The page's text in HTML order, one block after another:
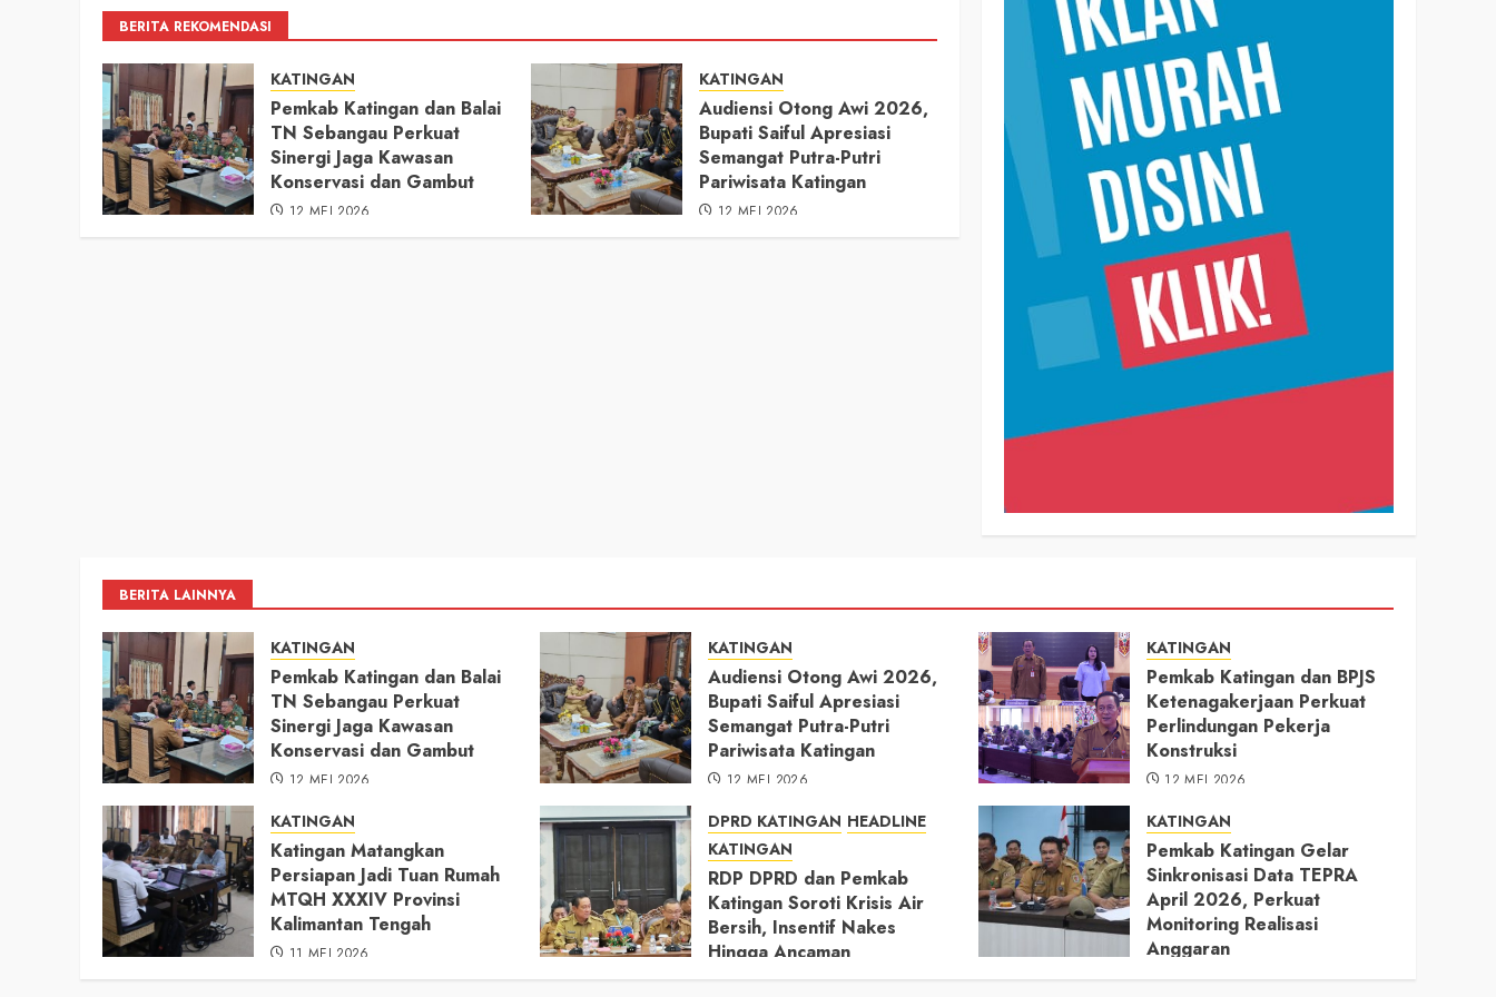
BERITA REKOMENDASI
KATINGAN
Pemkab Katingan dan Balai
TN Sebangau Perkuat
Sinergi Jaga Kawasan
Konservasi dan Gambut
12 MEI 2026
KATINGAN
Audiensi Otong Awi 2026,
Bupati Saiful Apresiasi
Semangat Putra-Putri
Pariwisata Katingan
12 MEI 2026
BERITA LAINNYA
KATINGAN
Pemkab Katingan dan Balai
TN Sebangau Perkuat
Sinergi Jaga Kawasan
Konservasi dan Gambut
12 MEI 2026
KATINGAN
Audiensi Otong Awi 2026,
Bupati Saiful Apresiasi
Semangat Putra-Putri
Pariwisata Katingan
12 MEI 2026
KATINGAN
Pemkab Katingan dan BPJS
Ketenagakerjaan Perkuat
Perlindungan Pekerja
Konstruksi
12 MEI 2026
KATINGAN
Katingan Matangkan
Persiapan Jadi Tuan Rumah
MTQH XXXIV Provinsi
Kalimantan Tengah
11 MEI 2026
DPRD KATINGAN HEADLINE
KATINGAN
RDP DPRD dan Pemkab
Katingan Soroti Krisis Air
Bersih, Insentif Nakes
Hingga Ancaman
Pencemaran Sungai
KATINGAN
Pemkab Katingan Gelar
Sinkronisasi Data TEPRA
April 2026, Perkuat
Monitoring Realisasi
Anggaran
11 MEI 2026